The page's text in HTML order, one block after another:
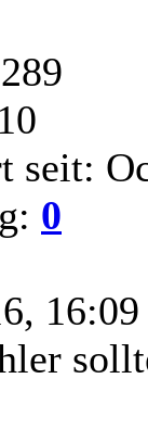
seit:
0
16:09